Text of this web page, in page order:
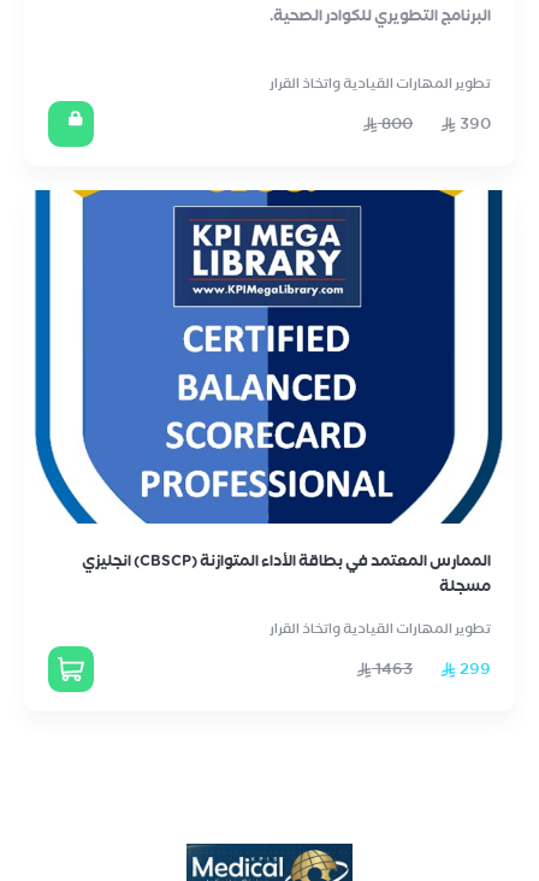
البرنامج التطويري للكوادر الصحية.
تطوير المهارات القيادية واتخاذ القرار
390
800
الممارس المعتمد في بطاقة الأداء المتوازنة (CBSCP) انجليزي
مسجلة
تطوير المهارات القيادية واتخاذ القرار
299
1463